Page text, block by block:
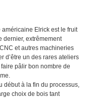
Elrick est le fruit
dernier, extrêmement
et autres machineries
d’être un des rares ateliers
pâlir bon nombre de
début à la fin du processus,
choix de bois tant